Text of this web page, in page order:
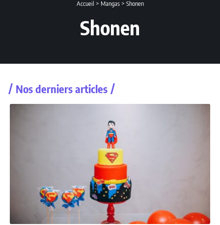
Accueil > Mangas> Shonen
Shonen
Nos derniers articles